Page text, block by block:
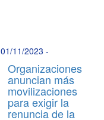
01/11/2023 -
Organizaciones
anuncian más
movilizaciones
para exigir la
renuncia de la